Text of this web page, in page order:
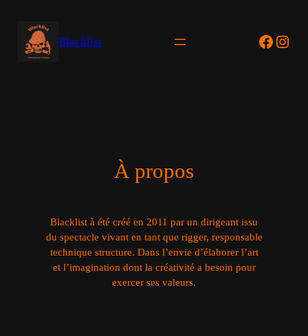
contenu
Blacklist
À propos
Blacklist à été créé en 2011 par un dirigeant issu
du spectacle vivant en tant que rigger, responsable
technique structure. Dans l’envie d’élaborer l’art
et l’imagination dont la créativité a besoin pour
exercer ses valeurs.